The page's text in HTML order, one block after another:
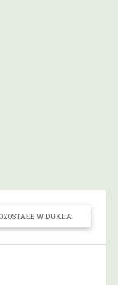
W DUKLA